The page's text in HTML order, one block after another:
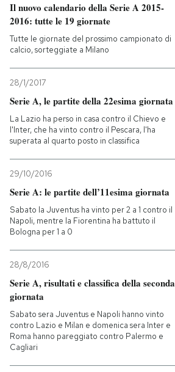
Entra
Il nuovo calendario della Serie A 2015-
2016: tutte le 19 giornate
Tutte le giornate del prossimo campionato di
calcio, sorteggiate a Milano
28/1/2017
Serie A, le partite della 22esima giornata
La Lazio ha perso in casa contro il Chievo e
l'Inter, che ha vinto contro il Pescara, l'ha
superata al quarto posto in classifica
29/10/2016
Serie A: le partite dell’11esima giornata
Sabato la Juventus ha vinto per 2 a 1 contro il
Napoli, mentre la Fiorentina ha battuto il
Bologna per 1 a 0
28/8/2016
Serie A, risultati e classifica della seconda
giornata
Sabato sera Juventus e Napoli hanno vinto
contro Lazio e Milan e domenica sera Inter e
Roma hanno pareggiato contro Palermo e
Cagliari